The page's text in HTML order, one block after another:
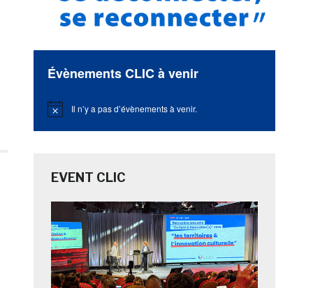
Évènements CLIC à venir
Notice Il n’y a pas d’évènements à venir.
EVENT CLIC